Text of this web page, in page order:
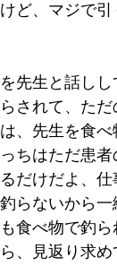
ど、マジで引
先生と話しし
されて、た
、先生を食
ちはただ患者
だけだよ、
らないから
食べ物で釣
、見返り求め